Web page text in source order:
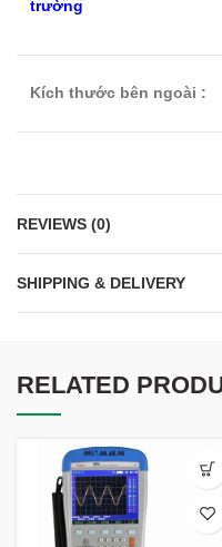
trường
Kích thước bên ngoài :
REVIEWS (0)
SHIPPING & DELIVERY
RELATED